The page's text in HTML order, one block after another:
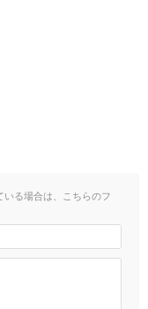
る場合は、こちらのフ